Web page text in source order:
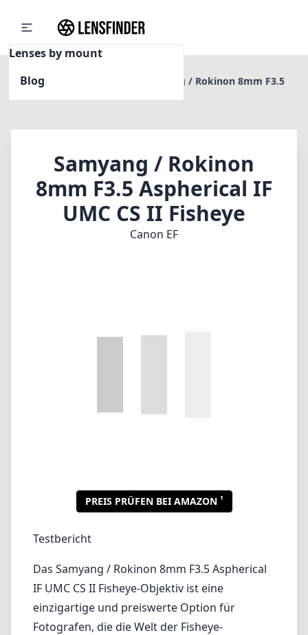
Lenses by mount
Blog
Home
Samyang / Rokinon 8mm F3.5
Samyang / Rokinon
8mm F3.5 Aspherical IF
UMC CS II Fisheye
Canon EF
IF UMC CS II Fisheye-Objektiv ist eine
in Kombination mit der Canon EF-Bajonett.
Dieses Objektiv eignet sich besonders gut für
Landschaften, Architektur und kreative
Porträtaufnahmen ist, bei denen Verzerrung
einen interessanten Effekt erzeugen kann.
Eines der Hauptmerkmale dieses Objektivs ist
das beeindruckende weite Sichtfeld, das auf